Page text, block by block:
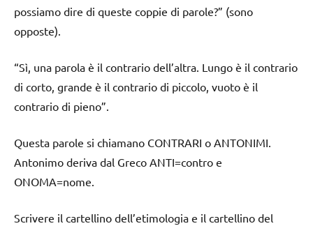
possiamo dire di queste coppie di parole?” (sono
opposte).
“Sì, una parola è il contrario dell’altra. Lungo è il contrario
di corto, grande è il contrario di piccolo, vuoto è il
contrario di pieno”.
Questa parole si chiamano CONTRARI o ANTONIMI.
Antonimo deriva dal Greco ANTI=contro e
ONOMA=nome.
Scrivere il cartellino dell’etimologia e il cartellino del